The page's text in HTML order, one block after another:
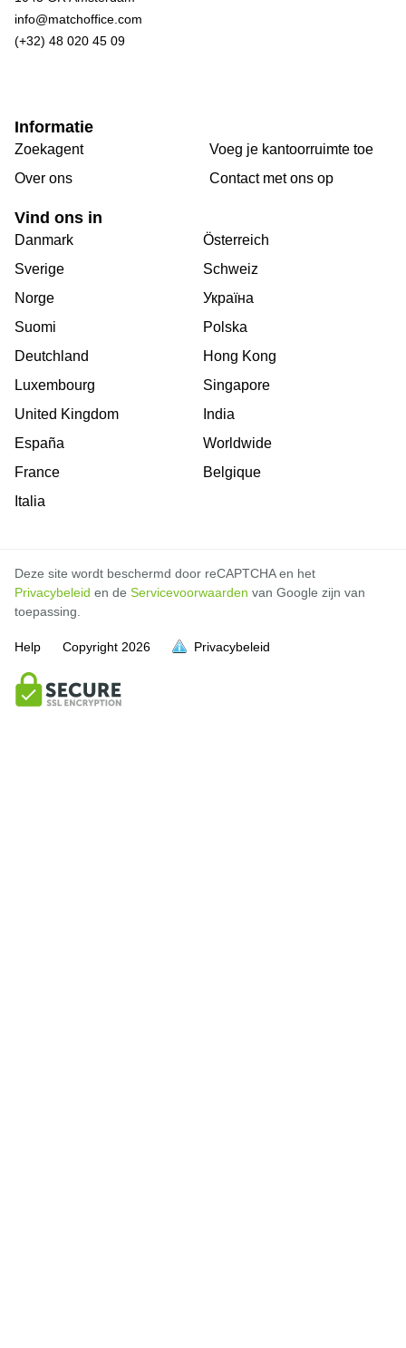
info@matchoffice.com
(+32) 48 020 45 09
Informatie
Zoekagent
Over ons
Voeg je kantoorruimte toe
Сontact met ons op
Vind ons in
Danmark
Sverige
Norge
Suomi
Deutchland
Luxembourg
United Kingdom
España
France
Italia
Österreich
Schweiz
Україна
Polska
Hong Kong
Singapore
India
Worldwide
Belgique
Deze site wordt beschermd door reCAPTCHA en het
Privacybeleid en de Servicevoorwaarden van Google zijn van
toepassing.
Help Copyright 2026 Privacybeleid